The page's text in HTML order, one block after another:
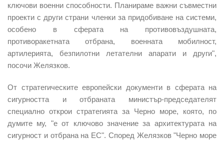
ключови военни способности. Планираме важни съвместни
проекти с други страни членки за придобиване на системи,
особено в сферата на противовъздушната,
противоракетната отбрана, военната мобилност,
артилерията, безпилотни летателни апарати и други",
посочи Желязков.
От стратегическите европейски документи в сферата на
сигурността и отбраната министър-председателят
специално открои стратегията за Черно море, която, по
думите му, "е от ключово значение за архитектурата на
сигурност и отбрана на ЕС". Според Желязков "Черно море